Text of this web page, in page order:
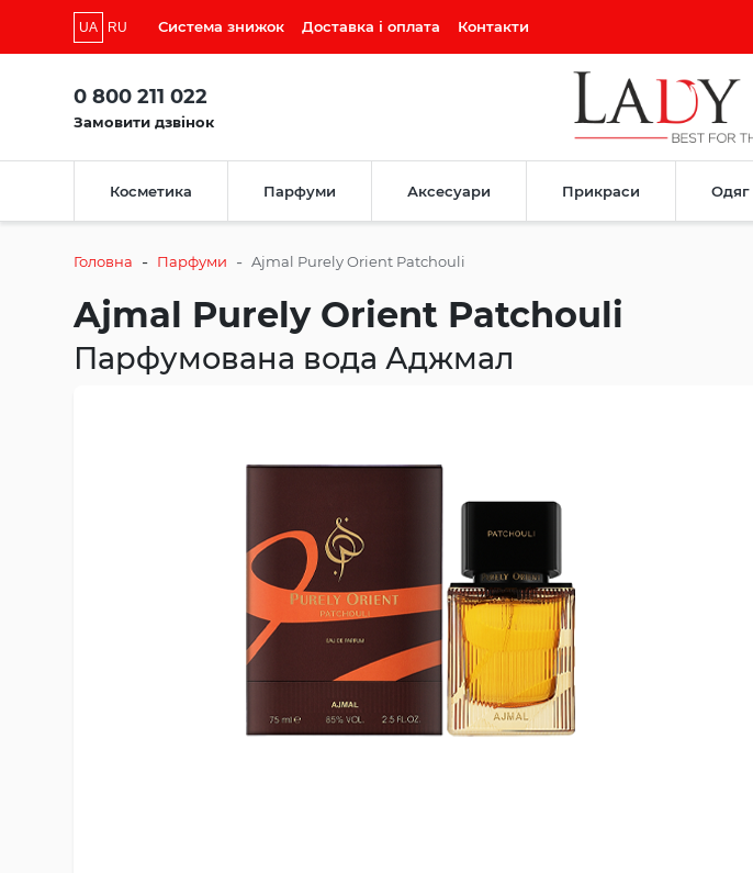
UA RU Система знижок Доставка і оплата Контакти
0 800 211 022
Замовити дзвінок
Косметика Парфуми Аксесуари Прикраси Одяг
Головна - Парфуми - Ajmal Purely Orient Patchouli
Ajmal Purely Orient Patchouli
Парфумована вода Аджмал